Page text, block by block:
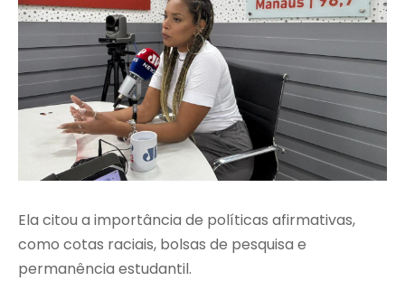
Ela citou a importância de políticas afirmativas,
como cotas raciais, bolsas de pesquisa e
permanência estudantil.